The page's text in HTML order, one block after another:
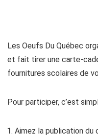
Les Oeufs Du Québec
et fait tirer une carte-
fournitures scolaires de
Pour participer, c’est
Aimez la publication du